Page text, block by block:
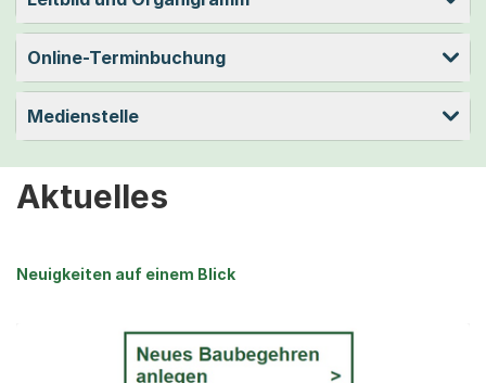
Online-Terminbuchung
Medienstelle
Aktuelles
Neuigkeiten auf einem Blick